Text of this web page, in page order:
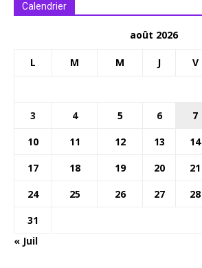
Calendrier
août 2026
L M M J V
3
4 5 6 7
10
11 12 13 14
17
18 19 20 21
24
25 26 27 28
31
« Juil